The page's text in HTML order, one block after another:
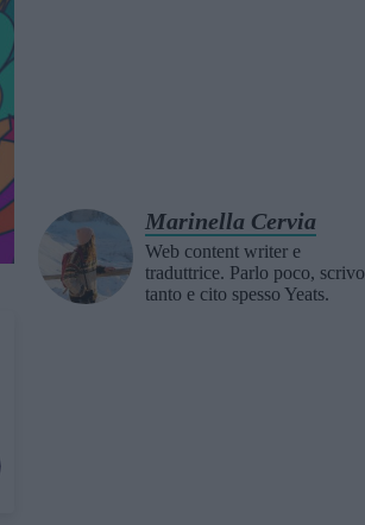
Marinella Cervia
Web content writer e
traduttrice. Parlo poco, scrivo
tanto e cito spesso Yeats.